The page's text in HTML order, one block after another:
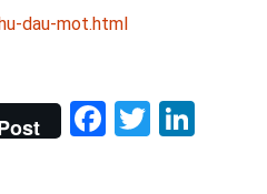
dau-mot.html
Facebook
Twitter